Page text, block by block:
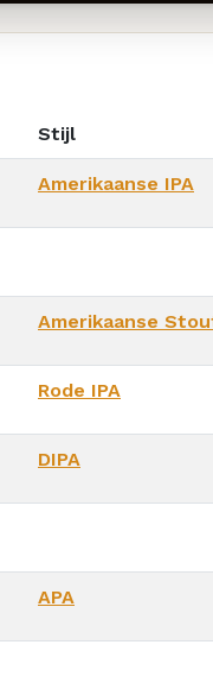
Stijl
Amerikaanse IPA
Amerikaanse
Rode IPA
DIPA
APA